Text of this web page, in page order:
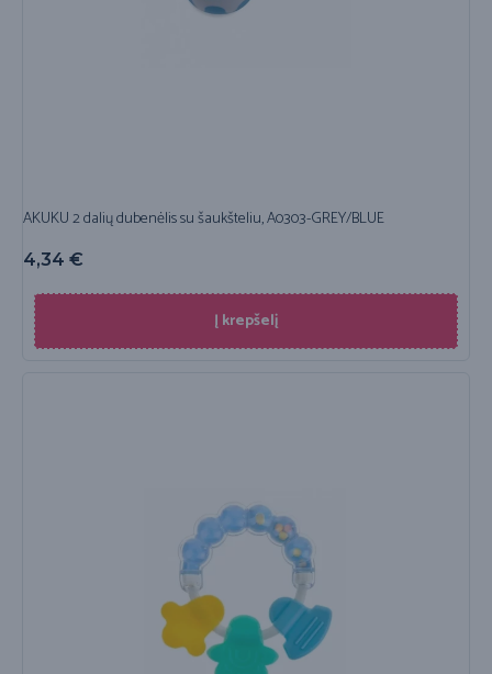
AKUKU 2 dalių dubenėlis su šaukšteliu, A0303-GREY/BLUE
4,34 €
Į krepšelį